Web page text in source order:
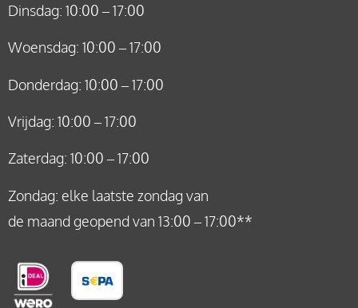
Dinsdag: 10:00 – 17:00
Woensdag: 10:00 – 17:00
Donderdag: 10:00 – 17:00
Vrijdag: 10:00 – 17:00
Zaterdag: 10:00 – 17:00
Zondag: elke laatste zondag van
de maand geopend van 13:00 – 17:00**